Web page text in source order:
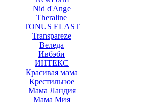
Nid d'Ange
Theraline
TONUS ELAST
Transpareze
Веледа
Ивбэби
ИНТЕКС
Красивая мама
Крестильное
Мама Ландия
Мама Мия